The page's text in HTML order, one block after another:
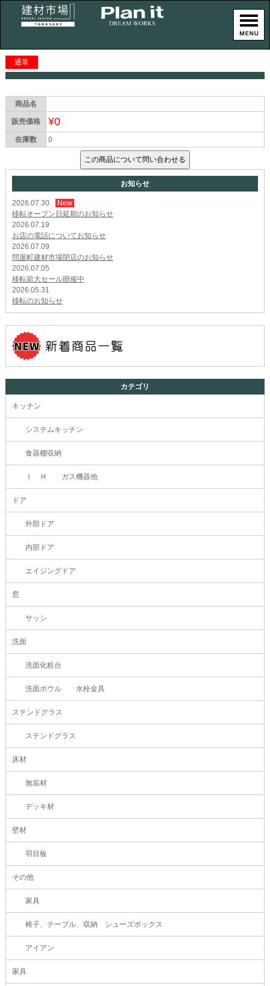
通常
商品名
販売価格 ¥0
在庫数 0
お知らせ
2026.07.30
New
移転オープン日延期のお知らせ
2026.07.19
お店の電話についてお知らせ
2026.07.09
問屋町建材市場閉店のお知らせ
2026.07.05
移転前大セール開催中
2026.05.31
移転のお知らせ
カテゴリ
キッチン
システムキッチン
食器棚収納
Ｉ Ｈ ガス機器他
ドア
外部ドア
内部ドア
エイジングドア
窓
サッシ
洗面
洗面化粧台
洗面ボウル 水栓金具
ステンドグラス
ステンドグラス
床材
無垢材
デッキ材
壁材
羽目板
その他
家具
椅子、テーブル、収納 シューズボックス
アイアン
家具